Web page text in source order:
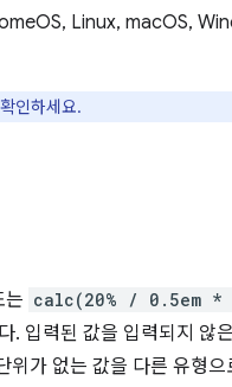
Linux, macOS,
인하세요.
는 calc(20% / 0.5em *
. 입력된 값을 입력되지 않
가 없는 값을 다른 유형으